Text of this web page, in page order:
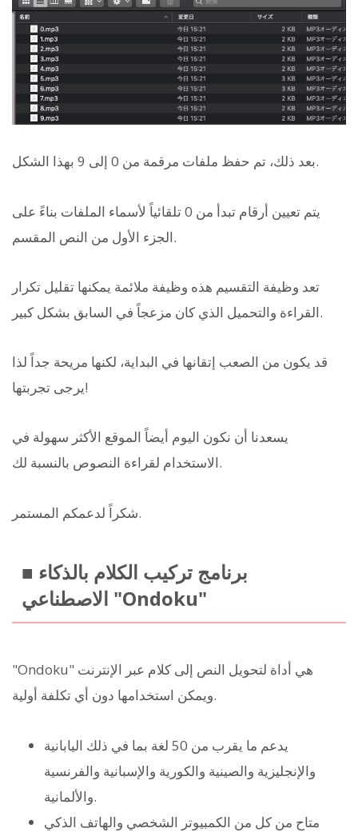
بعد ذلك، تم حفظ ملفات مرقمة من 0 إلى 9 بهذا الشكل.
يتم تعيين أرقام تبدأ من 0 تلقائياً لأسماء الملفات بناءً على
الجزء الأول من النص المقسم.
تعد وظيفة التقسيم هذه وظيفة ملائمة يمكنها تقليل تكرار
القراءة والتحميل الذي كان مزعجاً في السابق بشكل كبير.
قد يكون من الصعب إتقانها في البداية، لكنها مريحة جداً لذا
يرجى تجربتها!
يسعدنا أن نكون اليوم أيضاً الموقع الأكثر سهولة في
الاستخدام لقراءة النصوص بالنسبة لك.
شكراً لدعمكم المستمر.
■ برنامج تركيب الكلام بالذكاء
الاصطناعي "Ondoku"
"Ondoku" هي أداة لتحويل النص إلى كلام عبر الإنترنت
ويمكن استخدامها دون أي تكلفة أولية.
يدعم ما يقرب من 50 لغة بما في ذلك اليابانية
والإنجليزية والصينية والكورية والإسبانية والفرنسية
والألمانية.
متاح من كل من الكمبيوتر الشخصي والهاتف الذكي